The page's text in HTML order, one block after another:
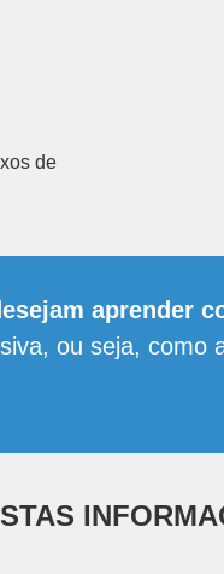
de
aprender
ou seja, como